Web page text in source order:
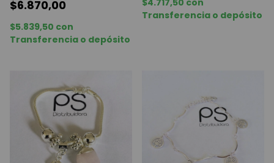
$6.870,00
$5.839,50 con
Transferencia o depósito
Transferencia o depósito